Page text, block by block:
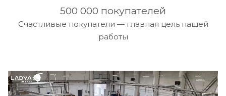
500 000 покупателей
Счастливые покупатели — главная цель нашей
работы